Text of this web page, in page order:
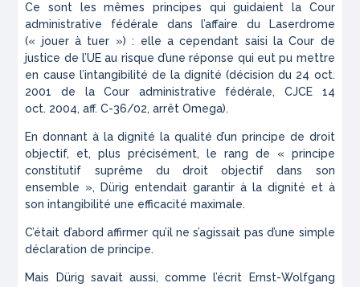
Ce sont les mêmes principes qui guidaient la Cour
administrative fédérale dans l’affaire du Laserdrome
(« jouer à tuer ») : elle a cependant saisi la Cour de
justice de l’UE au risque d’une réponse qui eut pu mettre
en cause l’intangibilité de la dignité (décision du 24 oct.
2001 de la Cour administrative fédérale, CJCE 14
oct. 2004, aff. C-36/02, arrêtOmega).
En donnant à la dignité la qualité d’un principe de droit
objectif, et, plus précisément, le rang de « principe
constitutif suprême du droit objectif dans son
ensemble », Dürig entendait garantir à la dignité et à
son intangibilité une efficacité maximale.
C’était d’abord affirmer qu’il ne s’agissait pas d’une simple
déclaration de principe.
Mais Dürig savait aussi, comme l’écrit Ernst-Wolfgang